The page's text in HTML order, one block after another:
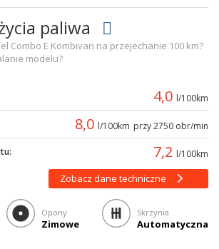
paliwa
Combo E Kombivan na przejechanie 100 km?
modelu?
4,0 l/100km
8,0 l/100km przy 2750 obr/min
7,2 l/100km
Zobacz dane techniczne
Opony
Zimowe
Skrzynia
Automatyczna